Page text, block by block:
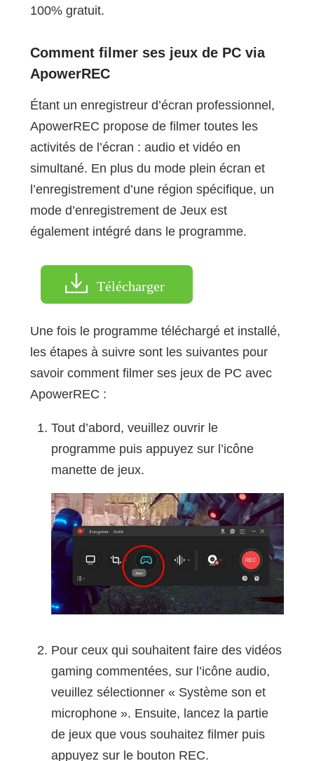
100% gratuit.
Comment filmer ses jeux de PC via
ApowerREC
Étant un enregistreur d’écran professionnel,
ApowerREC propose de filmer toutes les
activités de l’écran : audio et vidéo en
simultané. En plus du mode plein écran et
l’enregistrement d’une région spécifique, un
mode d’enregistrement de Jeux est
également intégré dans le programme.
Télécharger
Une fois le programme téléchargé et installé,
les étapes à suivre sont les suivantes pour
savoir comment filmer ses jeux de PC avec
ApowerREC :
Tout d’abord, veuillez ouvrir le
programme puis appuyez sur l’icône
manette de jeux.
Pour ceux qui souhaitent faire des vidéos
gaming commentées, sur l’icône audio,
veuillez sélectionner « Système son et
microphone ». Ensuite, lancez la partie
de jeux que vous souhaitez filmer puis
appuyez sur le bouton REC.